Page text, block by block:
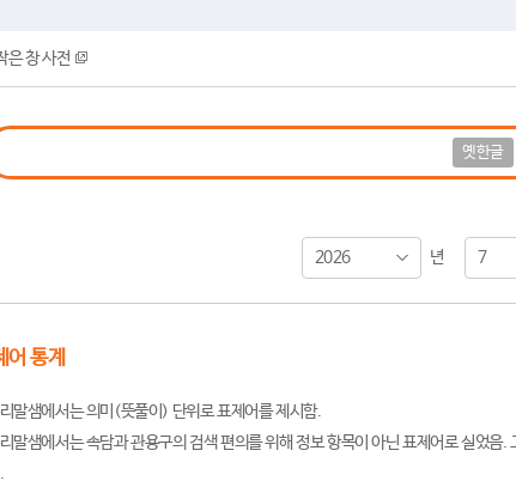
은 창 사전
옛한글
2026 년 7
어 통계
말샘에서는 의미(뜻풀이) 단위로 표제어를 제시함.
말샘에서는 속담과 관용구의 검색 편의를 위해 정보 항목이 아닌 표제어로 실었음.